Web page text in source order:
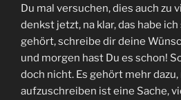
Du mal versuchen, dies auch zu
denkst jetzt, na klar, das habe
gehört, schreibe dir deine
und morgen hast Du es schon!
doch nicht. Es gehört mehr
aufzuschreiben ist eine Sache,